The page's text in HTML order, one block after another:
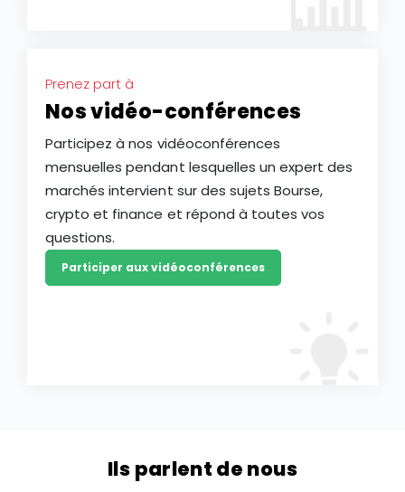
Prenez part à
Nos vidéo-conférences
Participez à nos vidéoconférences
mensuelles pendant lesquelles un expert des
marchés intervient sur des sujets Bourse,
crypto et finance et répond à toutes vos
questions.
Participer aux vidéoconférences
Ils parlent de nous